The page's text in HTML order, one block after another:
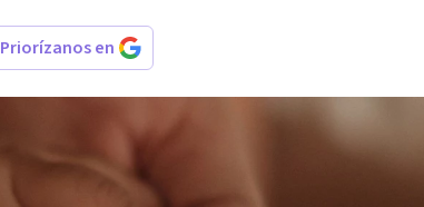
Priorízanos en